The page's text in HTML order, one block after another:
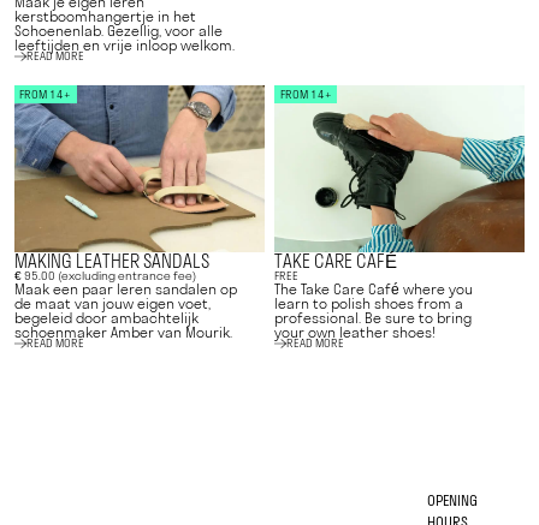
kerstboomhangertje in het
Schoenenlab. Gezellig, voor alle
leeftijden en vrije inloop welkom.
READ MORE
FROM 14+
MAKING LEATHER SANDALS
€ 95.00 (excluding entrance fee)
Maak een paar leren sandalen op
de maat van jouw eigen voet,
begeleid door ambachtelijk
schoenmaker Amber van Mourik.
READ MORE
FROM 14+
TAKE CARE CAFÉ
FREE
The Take Care Café where you
learn to polish shoes from a
professional. Be sure to bring
your own leather shoes!
READ MORE
OPENING